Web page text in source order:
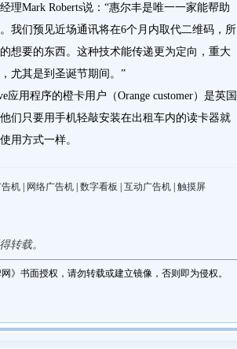
Mark Roberts说：“惠尔丰是唯一一家能帮助
我们预见近场通讯将在6个月内取代二维码，所
想要的东西。这种技术能传递更为定向，重大
尤其是到圣诞节期间。”
用程序的橙卡用户（Orange customer）是英国
们只要用手机轻敲安装在出租车内的读卡器就
用方式一样。
机 网络广告机 数字看板 互动广告机 触摸屏
转载。
》书面授权，请勿转载或建立镜像，否则即为侵权。